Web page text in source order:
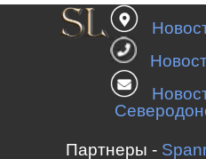
Партнеры -